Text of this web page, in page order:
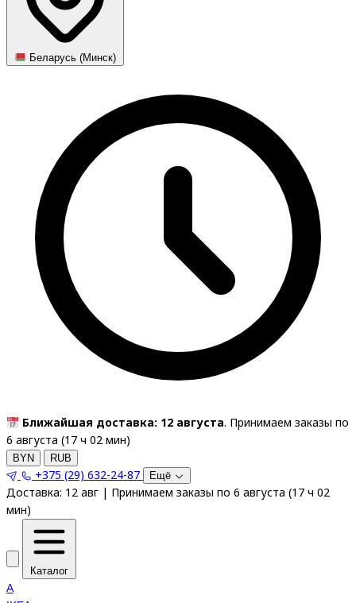
Беларусь (Минск)
Ближайшая доставка: 12 августа. Принимаем заказы по
6 августа (17 ч 02 мин)
BYN RUB
+375 (29) 632-24-87 Ещё
Доставка: 12 авг | Принимаем заказы по 6 августа (17 ч 02
мин)
Каталог
A